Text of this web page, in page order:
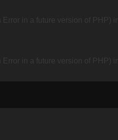
in a future version of PHP) in
in a future version of PHP) in